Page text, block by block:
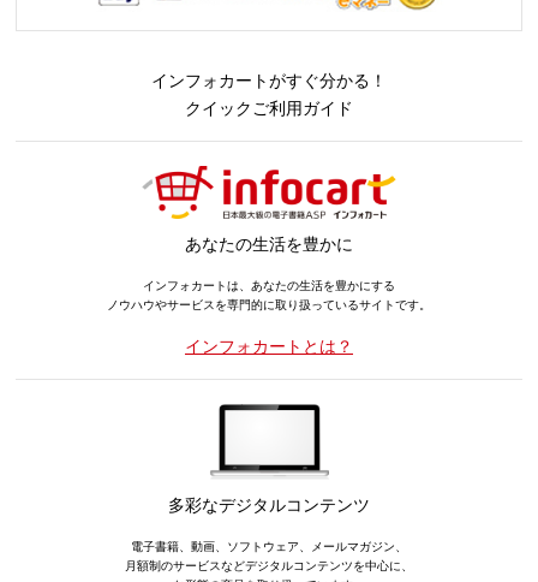
インフォカートがすぐ分かる！
クイックご利用ガイド
あなたの生活を豊かに
インフォカートは、あなたの生活を豊かにする
ノウハウやサービスを専門的に取り扱っているサイトです。
インフォカートとは？
多彩なデジタルコンテンツ
電子書籍、動画、ソフトウェア、メールマガジン、
月額制のサービスなどデジタルコンテンツを中心に、